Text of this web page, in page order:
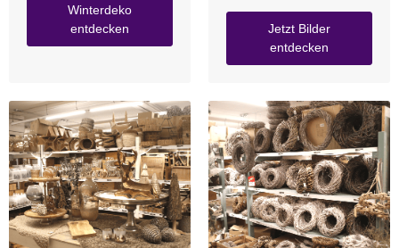
Winterdeko
entdecken
Jetzt Bilder
entdecken